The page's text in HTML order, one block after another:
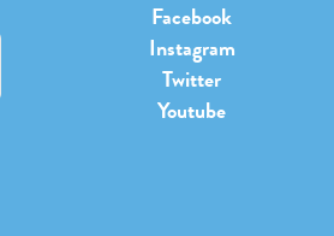
Facebook
Instagram
Twitter
Youtube